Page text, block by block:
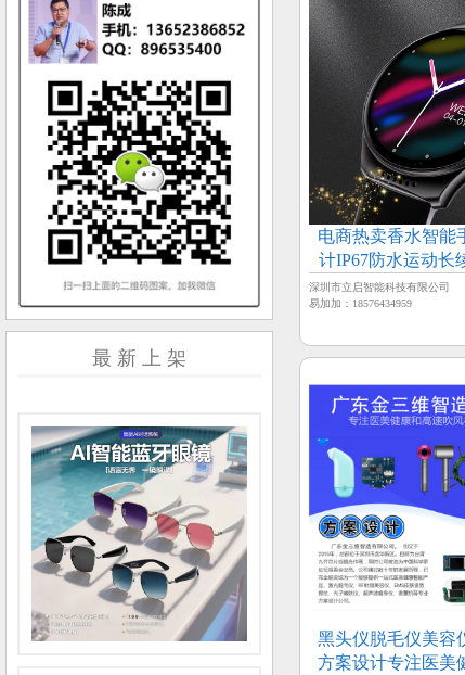
电商热卖香水智能
计IP67防水运动长
深圳市立启智能科技有限公司
易加加：18576434959
黑头仪脱毛仪美容
方案设计专注医美
最 新 上 架